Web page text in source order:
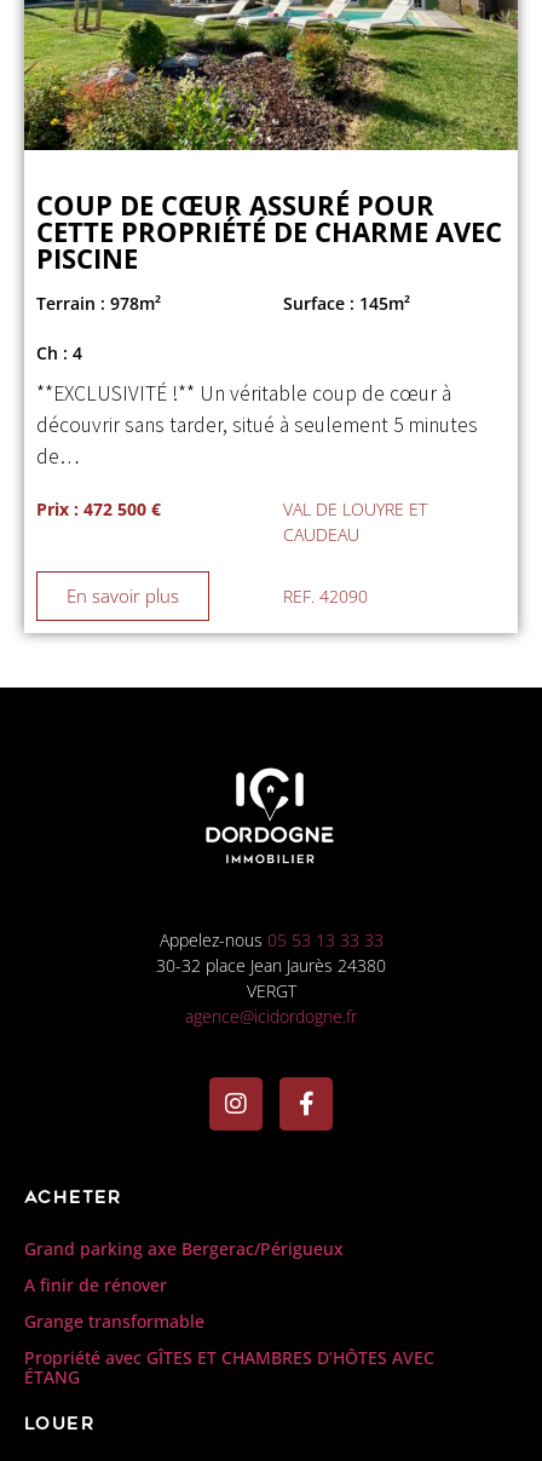
COUP DE CŒUR ASSURÉ POUR
CETTE PROPRIÉTÉ DE CHARME AVEC
PISCINE
Terrain : 978m² Surface : 145m²
Ch : 4
**EXCLUSIVITÉ !** Un véritable coup de cœur à
découvrir sans tarder, situé à seulement 5 minutes
de…
Prix : 472 500 €
VAL DE LOUYRE ET
CAUDEAU
En savoir plus REF. 42090
Appelez-nous 05 53 13 33 33
30-32 place Jean Jaurès 24380
VERGT
agence@icidordogne.fr
Acheter
Grand parking axe Bergerac/Périgueux
A finir de rénover
Grange transformable
Propriété avec GÎTES ET CHAMBRES D’HÔTES AVEC
ÉTANG
Louer